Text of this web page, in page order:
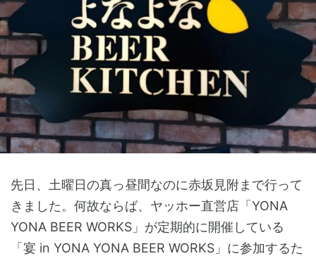
先日、土曜日の真っ昼間なのに赤坂見附まで行って
きました。何故ならば、ヤッホー直営店「YONA
YONA BEER WORKS」が定期的に開催している
「宴 in YONA YONA BEER WORKS」に参加するた